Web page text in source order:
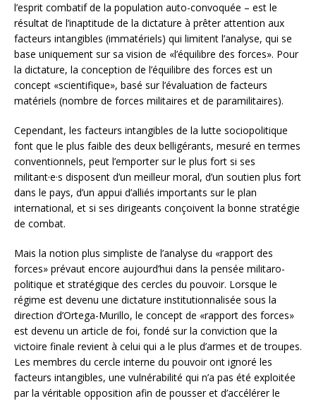
l’esprit combatif de la population auto-convoquée – est le
résultat de l’inaptitude de la dictature à prêter attention aux
facteurs intangibles (immatériels) qui limitent l’analyse, qui se
base uniquement sur sa vision de «l’équilibre des forces». Pour
la dictature, la conception de l’équilibre des forces est un
concept «scientifique», basé sur l’évaluation de facteurs
matériels (nombre de forces militaires et de paramilitaires).
Cependant, les facteurs intangibles de la lutte sociopolitique
font que le plus faible des deux belligérants, mesuré en termes
conventionnels, peut l’emporter sur le plus fort si ses
militant·e·s disposent d’un meilleur moral, d’un soutien plus fort
dans le pays, d’un appui d’alliés importants sur le plan
international, et si ses dirigeants conçoivent la bonne stratégie
de combat.
Mais la notion plus simpliste de l’analyse du «rapport des
forces» prévaut encore aujourd’hui dans la pensée militaro-
politique et stratégique des cercles du pouvoir. Lorsque le
régime est devenu une dictature institutionnalisée sous la
direction d’Ortega-Murillo, le concept de «rapport des forces»
est devenu un article de foi, fondé sur la conviction que la
victoire finale revient à celui qui a le plus d’armes et de troupes.
Les membres du cercle interne du pouvoir ont ignoré les
facteurs intangibles, une vulnérabilité qui n’a pas été exploitée
par la véritable opposition afin de pousser et d’accélérer le